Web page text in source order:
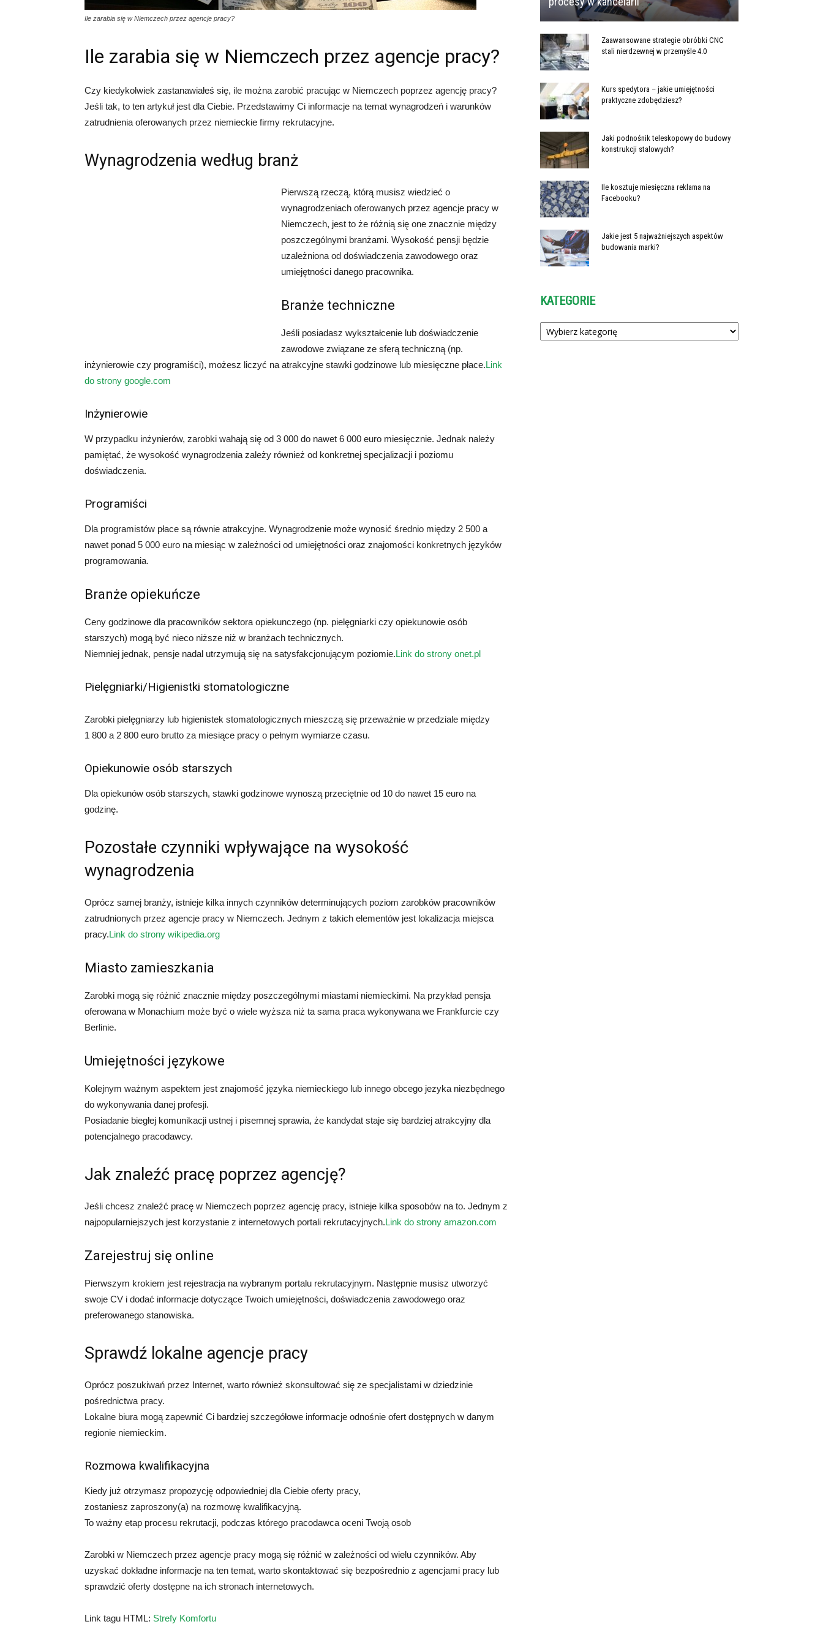
Ile zarabia się w Niemczech przez agencje pracy?
Ile zarabia się w Niemczech przez agencje pracy?
Czy kiedykolwiek zastanawiałeś się, ile można zarobić pracując w Niemczech poprzez agencję pracy?
Jeśli tak, to ten artykuł jest dla Ciebie. Przedstawimy Ci informacje na temat wynagrodzeń i warunków
zatrudnienia oferowanych przez niemieckie firmy rekrutacyjne.
Wynagrodzenia według branż
Pierwszą rzeczą, którą musisz wiedzieć o
wynagrodzeniach oferowanych przez agencje pracy w
Niemczech, jest to że różnią się one znacznie między
poszczególnymi branżami. Wysokość pensji będzie
uzależniona od doświadczenia zawodowego oraz
umiejętności danego pracownika.
Branże techniczne
Jeśli posiadasz wykształcenie lub doświadczenie
zawodowe związane ze sferą techniczną (np.
inżynierowie czy programiści), możesz liczyć na atrakcyjne stawki godzinowe lub miesięczne płace.Link
do strony google.com
Inżynierowie
W przypadku inżynierów, zarobki wahają się od 3 000 do nawet 6 000 euro miesięcznie. Jednak należy
pamiętać, że wysokość wynagrodzenia zależy również od konkretnej specjalizacji i poziomu
doświadczenia.
Programiści
Dla programistów płace są równie atrakcyjne. Wynagrodzenie może wynosić średnio między 2 500 a
nawet ponad 5 000 euro na miesiąc w zależności od umiejętności oraz znajomości konkretnych języków
programowania.
Branże opiekuńcze
Ceny godzinowe dla pracowników sektora opiekunczego (np. pielęgniarki czy opiekunowie osób
starszych) mogą być nieco niższe niż w branżach technicznych.
Niemniej jednak, pensje nadal utrzymują się na satysfakcjonującym poziomie.Link do strony onet.pl
Pielęgniarki/Higienistki stomatologiczne
Zarobki pielęgniarzy lub higienistek stomatologicznych mieszczą się przeważnie w przedziale między
1 800 a 2 800 euro brutto za miesiące pracy o pełnym wymiarze czasu.
Opiekunowie osób starszych
Dla opiekunów osób starszych, stawki godzinowe wynoszą przeciętnie od 10 do nawet 15 euro na
godzinę.
Pozostałe czynniki wpływające na wysokość
wynagrodzenia
Oprócz samej branży, istnieje kilka innych czynników determinujących poziom zarobków pracowników
zatrudnionych przez agencje pracy w Niemczech. Jednym z takich elementów jest lokalizacja miejsca
pracy.Link do strony wikipedia.org
Miasto zamieszkania
Zarobki mogą się różnić znacznie między poszczególnymi miastami niemieckimi. Na przykład pensja
oferowana w Monachium może być o wiele wyższa niż ta sama praca wykonywana we Frankfurcie czy
Berlinie.
Umiejętności językowe
Kolejnym ważnym aspektem jest znajomość języka niemieckiego lub innego obcego jezyka niezbędnego
do wykonywania danej profesji.
Posiadanie biegłej komunikacji ustnej i pisemnej sprawia, że kandydat staje się bardziej atrakcyjny dla
potencjalnego pracodawcy.
Jak znaleźć pracę poprzez agencję?
Jeśli chcesz znaleźć pracę w Niemczech poprzez agencję pracy, istnieje kilka sposobów na to. Jednym z
najpopularniejszych jest korzystanie z internetowych portali rekrutacyjnych.Link do strony amazon.com
Zarejestruj się online
Pierwszym krokiem jest rejestracja na wybranym portalu rekrutacyjnym. Następnie musisz utworzyć
swoje CV i dodać informacje dotyczące Twoich umiejętności, doświadczenia zawodowego oraz
preferowanego stanowiska.
Sprawdź lokalne agencje pracy
Oprócz poszukiwań przez Internet, warto również skonsultować się ze specjalistami w dziedzinie
pośrednictwa pracy.
Lokalne biura mogą zapewnić Ci bardziej szczegółowe informacje odnośnie ofert dostępnych w danym
regionie niemieckim.
Rozmowa kwalifikacyjna
Kiedy już otrzymasz propozycję odpowiedniej dla Ciebie oferty pracy,
zostaniesz zaproszony(a) na rozmowę kwalifikacyjną.
To ważny etap procesu rekrutacji, podczas którego pracodawca oceni Twoją osob
Zarobki w Niemczech przez agencje pracy mogą się różnić w zależności od wielu czynników. Aby
uzyskać dokładne informacje na ten temat, warto skontaktować się bezpośrednio z agencjami pracy lub
sprawdzić oferty dostępne na ich stronach internetowych.
Link tagu HTML: Strefy Komfortu
Zaawansowane strategie obróbki CNC
stali nierdzewnej w przemyśle 4.0
Kurs spedytora – jakie umiejętności
praktyczne zdobędziesz?
Jaki podnośnik teleskopowy do budowy
konstrukcji stalowych?
Ile kosztuje miesięczna reklama na
Facebooku?
Jakie jest 5 najważniejszych aspektów
budowania marki?
KATEGORIE
Kategorie